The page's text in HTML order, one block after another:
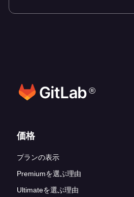
®
フッターリンク
価格
プランの表示
Premiumを選ぶ理由
Ultimateを選ぶ理由